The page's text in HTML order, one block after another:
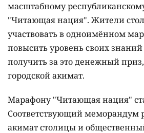
масштабному
"Читающая нация". Жители
участвовать в одноимённом
повысить уровень своих
получить за это денежный приз,
городской акимат.
Марафону "Читающая нация"
Соответствующий меморандум
акимат столицы и